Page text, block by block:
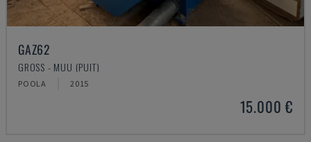
GAZ62
GROSS - MUU (PUIT)
POOLA 2015
15.000 €